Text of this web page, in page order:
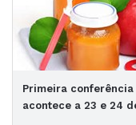
Primeira
acontece a 23 e 24